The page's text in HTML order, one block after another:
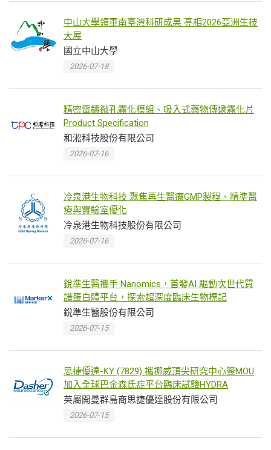
中山大學領軍南臺灣科研成果 亮相2026亞洲生技
大展
國立中山大學
2026-07-18
精密電鑄微孔霧化模組、吸入式藥物傳遞霧化片
Product Specification
和淞科技股份有限公司
2026-07-16
冷泉港生物科技 聚焦再生醫療GMP製程、精準醫
療與實驗室優化
冷泉港生物科技股份有限公司
2026-07-16
銳準生醫攜手 Nanomics，首發AI 驅動次世代質
譜蛋白體平台，探索超深度臨床生物標記
銳準生醫股份有限公司
2026-07-15
思捷優達-KY (7829) 攜挪威頂尖研究中心簽MOU
加入全球巴金森氏症平台臨床試驗HYDRA
英屬開曼群島商思捷優達股份有限公司
2026-07-15